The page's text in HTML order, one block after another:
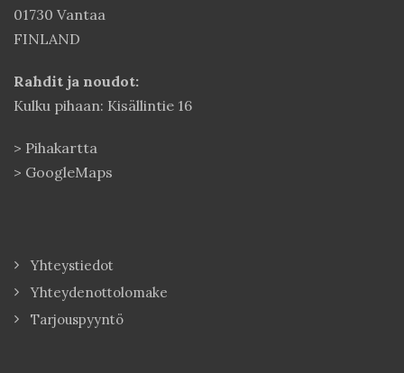
01730 Vantaa
FINLAND
Rahdit ja noudot:
Kulku pihaan: Kisällintie 16
> Pihakartta
> GoogleMaps
Yhteystiedot
Yhteydenottolomake
Tarjouspyyntö